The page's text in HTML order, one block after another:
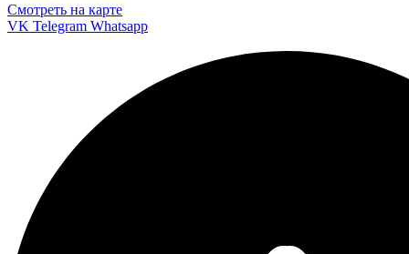
Смотреть на карте
VK Telegram Whatsapp